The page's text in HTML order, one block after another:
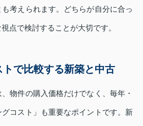
考えられます。どちらが自分に合っ
点で検討することが大切です。
トで比較する新築と中古
物件の購入価格だけでなく、毎年・
コスト」も重要なポイントです。新